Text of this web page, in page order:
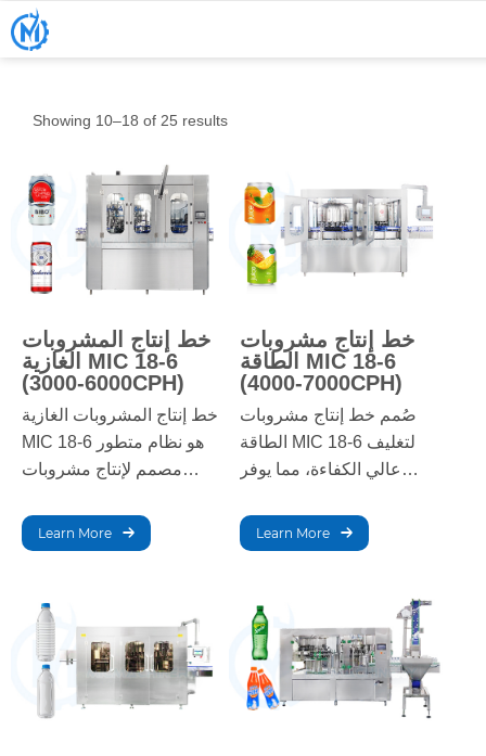
Showing 10–18 of 25 results
خط إنتاج المشروبات
الغازية MIC 18-6
(3000-6000CPH)
خط إنتاج المشروبات الغازية
MIC 18-6 هو نظام متطور
مصمم لإنتاج مشروبات
المتطورة للخلط والتكرير
والتعبئة، يضمن هذا الخط
مما يجعله مثاليًا للمصنعين
الذين يسعون إلى تلبية
متطلبات السوق مع الحفاظ
على نكهة ونضارة المنتج.
Learn More
خط إنتاج مشروبات
الطاقة MIC 18-6
(4000-7000CPH)
صُمم خط إنتاج مشروبات
الطاقة MIC 18-6 لتغليف
عالي الكفاءة، مما يوفر
سلسًا. مثالي لمصنعي
مشروبات الطاقة الكبار،
Learn More